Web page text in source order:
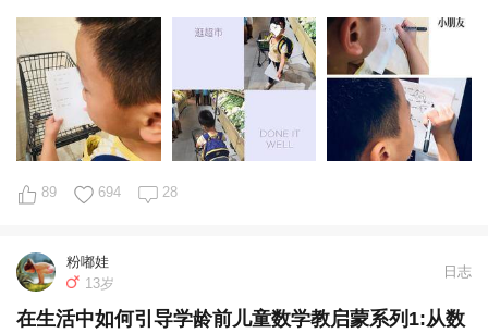
89 694 28
粉嘟娃
13岁
日志
在生活中如何引导学龄前儿童数学教启蒙系列1:从数